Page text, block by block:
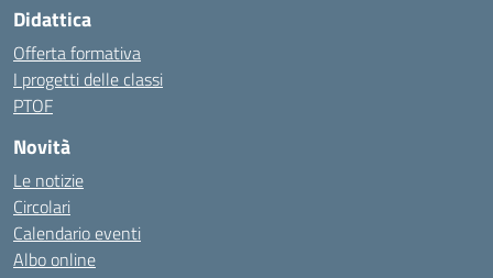
Didattica
Offerta formativa
I progetti delle classi
PTOF
Novità
Le notizie
Circolari
Calendario eventi
Albo online